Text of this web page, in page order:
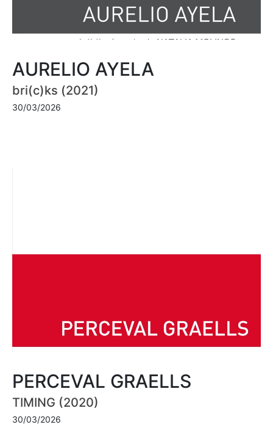
AURELIO AYELA
bri(c)ks (2021)
30/03/2026
PERCEVAL GRAELLS
TIMING (2020)
30/03/2026